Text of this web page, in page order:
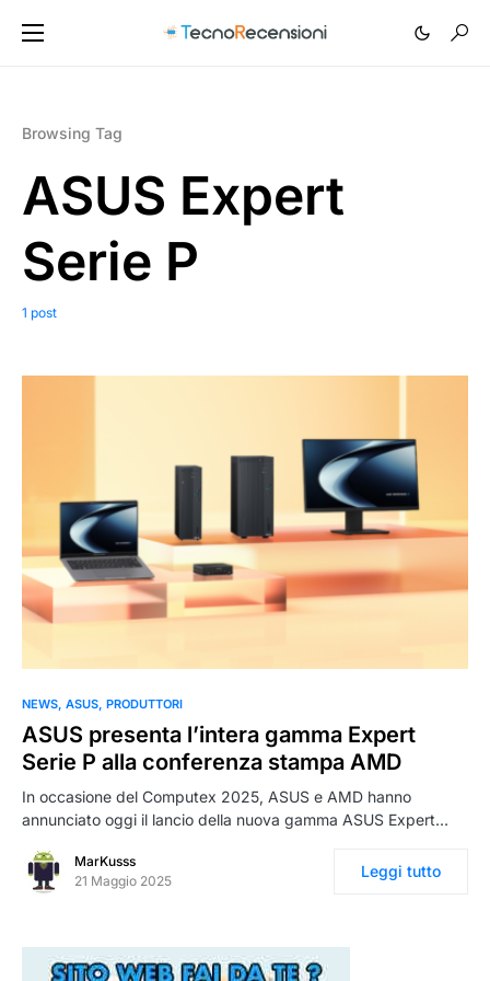
Browsing Tag
ASUS Expert
Serie P
1 post
0
NEWS ASUS PRODUTTORI
ASUS presenta l’intera gamma Expert
Serie P alla conferenza stampa AMD
In occasione del Computex 2025, ASUS e AMD hanno
annunciato oggi il lancio della nuova gamma ASUS Expert…
MarKusss
21 Maggio 2025
Leggi tutto